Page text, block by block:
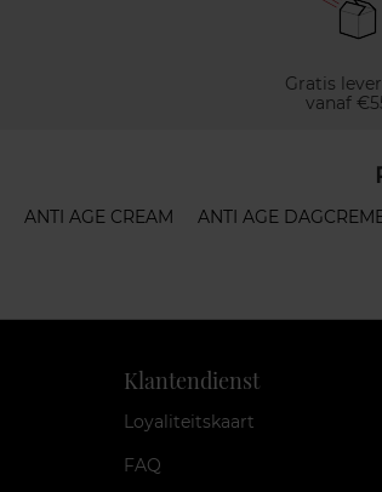
Gratis
vanaf
ANTI AGE CREAM ANTI AGE
Klantendienst
Loyaliteitskaart
FAQ